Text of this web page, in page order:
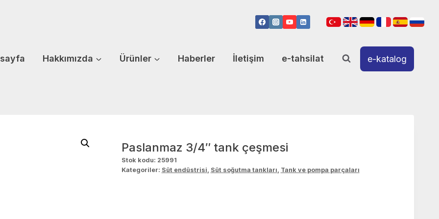
Hakkımızda Ürünler Haberler İletişim e-tahsilat e-katalog
Paslanmaz 3/4″ tank çeşmesi
Stok kodu: 25991
Kategoriler: Süt endüstrisi, Süt soğutma tankları, Tank ve pompa parçaları